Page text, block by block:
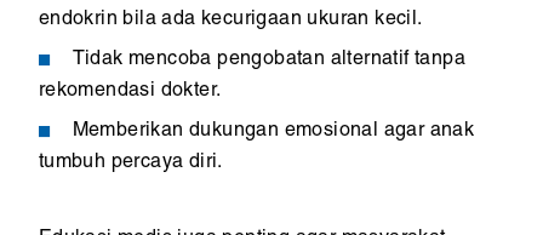
endokrin bila ada kecurigaan ukuran kecil.
Tidak mencoba pengobatan alternatif tanpa
rekomendasi dokter.
Memberikan dukungan emosional agar anak
tumbuh percaya diri.